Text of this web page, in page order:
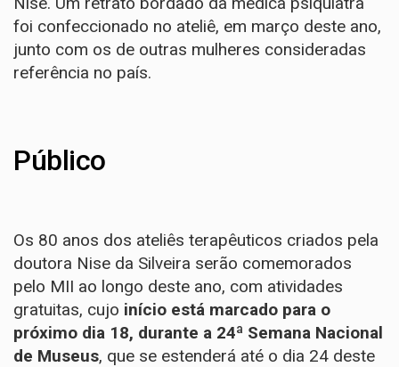
foi confeccionado no ateliê, em março deste ano,
junto com os de outras mulheres consideradas
referência no país.
Público
Os 80 anos dos ateliês terapêuticos criados pela
doutora Nise da Silveira serão comemorados
pelo MII ao longo deste ano, com atividades
gratuitas, cujo início está marcado para o
próximo dia 18, durante a 24ª Semana Nacional
de Museus, que se estenderá até o dia 24 deste